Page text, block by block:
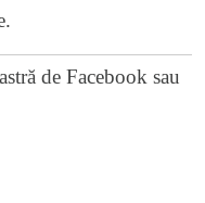
de Facebook sau